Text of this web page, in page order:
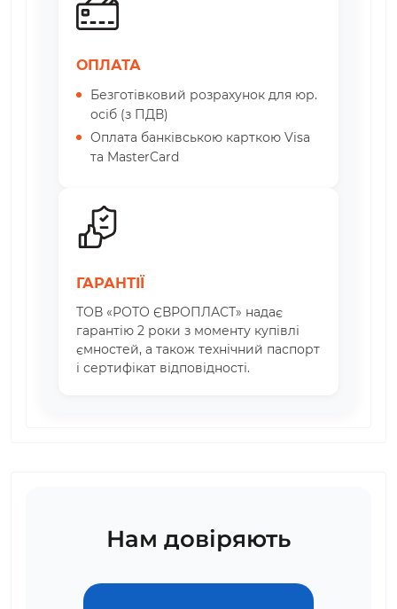
ОПЛАТА
Безготівковий розрахунок для юр.
осіб (з ПДВ)
Оплата банківською карткою Visa
та MasterCard
ГАРАНТІЇ
ТОВ «РОТО ЄВРОПЛАСТ» надає
гарантію 2 роки з моменту купівлі
ємностей, а також технічний паспорт
і сертифікат відповідності.
Нам довіряють